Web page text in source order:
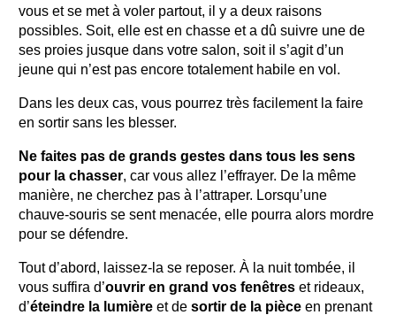
vous et se met à voler partout, il y a deux raisons
possibles. Soit, elle est en chasse et a dû suivre une de
ses proies jusque dans votre salon, soit il s’agit d’un
jeune qui n’est pas encore totalement habile en vol.
Dans les deux cas, vous pourrez très facilement la faire
en sortir sans les blesser.
Ne faites pas de grands gestes dans tous les sens
pour la chasser, car vous allez l’effrayer. De la même
manière, ne cherchez pas à l’attraper. Lorsqu’une
chauve-souris se sent menacée, elle pourra alors mordre
pour se défendre.
Tout d’abord, laissez-la se reposer. À la nuit tombée, il
vous suffira d’ouvrir en grand vos fenêtres et rideaux,
d’éteindre la lumière et de sortir de la pièce en prenant